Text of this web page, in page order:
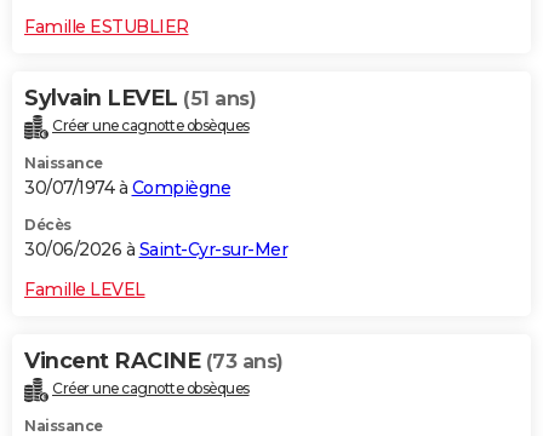
Famille ESTUBLIER
Sylvain LEVEL (51 ans)
Créer une cagnotte obsèques
Naissance
30/07/1974 à Compiègne
Décès
30/06/2026 à Saint-Cyr-sur-Mer
Famille LEVEL
Vincent RACINE (73 ans)
Créer une cagnotte obsèques
Naissance